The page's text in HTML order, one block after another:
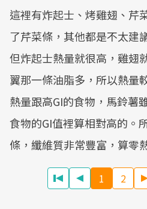
這裡有炸起士、烤雞翅、芹
了芹菜條，其他都是不太建
但炸起士熱量就很高，雞翅
翼那一條油脂多，所以熱量
熱量跟高GI的食物，馬鈴薯
食物的GI值裡算相對高的。
條，纖維質非常豐富，算零
1 2